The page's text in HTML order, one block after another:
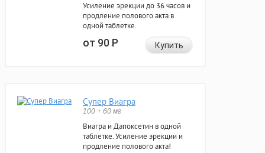
Усиление эрекции до 36 часов и
продление полового акта в
одной таблетке.
от 90Р Купить
Супер Виагра
100 + 60 мг
Виагра и Дапоксетин в одной
таблетке. Усиление эрекции и
продление полового акта!